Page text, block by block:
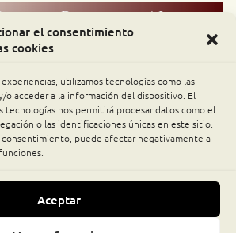
el consentimiento
cookies
utilizamos tecnologías como las
o acceder a la información del dispositivo. El
nos permitirá procesar datos como el
o las identificaciones únicas en este sitio.
puede afectar negativamente a
Aceptar
Readers / Index